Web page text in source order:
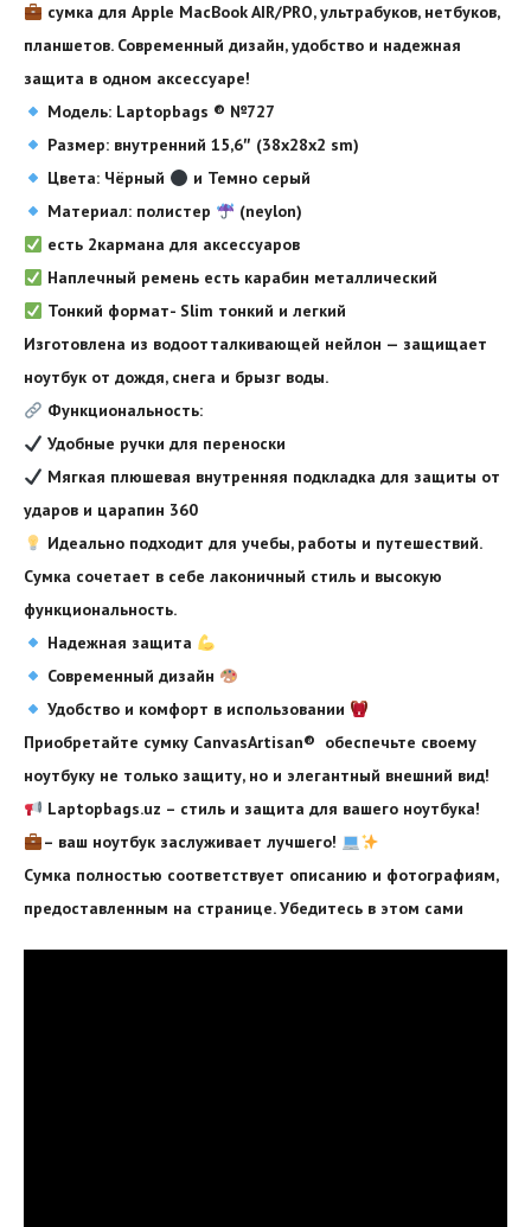
сумка для Apple MacBook AIR/PRO, ультрабуков, нетбуков,
планшетов. Современный дизайн, удобство и надежная
защита в одном аксессуаре!
Модель: Laptopbags ®️ №727
Размер: внутренний 15,6″ (38x28x2 sm)
Цвета: Чёрный
и Темно серый
Материал: полистер
(neylon)
есть 2кармана для аксессуаров
Наплечный ремень есть карабин металлический
Тонкий формат- Slim тонкий и легкий
Изготовлена из водоотталкивающей нейлон — защищает
ноутбук от дождя, снега и брызг воды.
Функциональность:
Удобные ручки для переноски
Мягкая плюшевая внутренняя подкладка для защиты от
ударов и царапин 360
Идеально подходит для учебы, работы и путешествий.
Сумка сочетает в себе лаконичный стиль и высокую
функциональность.
Надежная защита
Современный дизайн
Удобство и комфорт в использовании
Приобретайте сумку CanvasArtisan®️ обеспечьте своему
ноутбуку не только защиту, но и элегантный внешний вид!
Laptopbags.uz – стиль и защита для вашего ноутбука!
– ваш ноутбук заслуживает лучшего!
Сумка полностью соответствует описанию и фотографиям,
предоставленным на странице. Убедитесь в этом сами